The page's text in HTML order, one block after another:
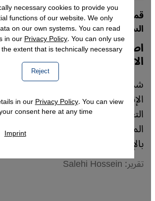
قمع المدونين وأحكام الإعدام في حق
السياسيين في إيران
اصطياد طهران لنشطاء
الاجتماعي في إيران
شددت إيران مجددا إجراءاتها ضد
الإنترنت، فقد أعلنت الحكومة
التعرف على جميع مستخدمي الشبكة
المستقبل. وتم الحكم على أحد
بالإعدام بسبب مدوناته، كما يطلعنا
تقرير: Salehi Hossein
necessary cookies to provide you
functions of our website. We only
on our own systems. You can read
in ourPrivacy Policy. You can only use
extent that is technically necessary.
Reject
in ourPrivacy Policy. You can view
consent here at any time.
Imprint